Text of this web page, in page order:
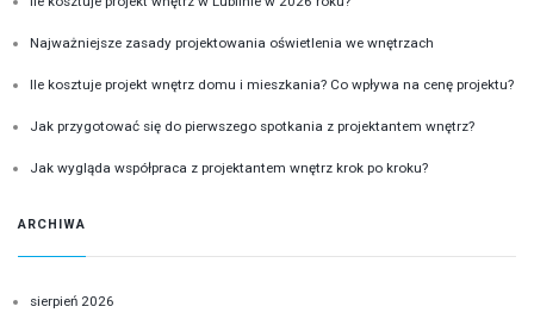
Najważniejsze zasady projektowania oświetlenia we wnętrzach
Ile kosztuje projekt wnętrz domu i mieszkania? Co wpływa na cenę projektu?
Jak przygotować się do pierwszego spotkania z projektantem wnętrz?
Jak wygląda współpraca z projektantem wnętrz krok po kroku?
ARCHIWA
sierpień 2026